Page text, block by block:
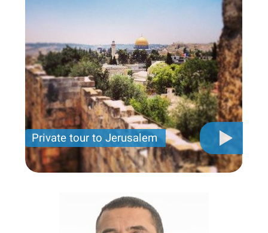
Private tour to Jerusalem
Private tour for only 790 USD